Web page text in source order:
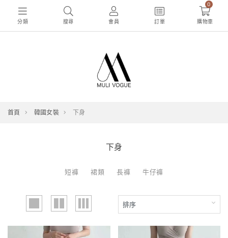
分類 搜尋 會員 訂單
0
購物車
首頁 韓國女裝 下身
下身
短褲 裙類 長褲 牛仔褲